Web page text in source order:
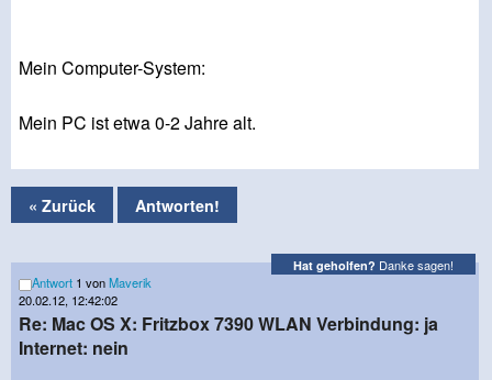
Mein Computer-System:
Mein PC ist etwa 0-2 Jahre alt.
« Zurück Antworten!
Hat geholfen? Danke sagen!
Antwort 1 vonMaverik
20.02.12, 12:42:02
Re: Mac OS X: Fritzbox 7390 WLAN Verbindung: ja
Internet: nein